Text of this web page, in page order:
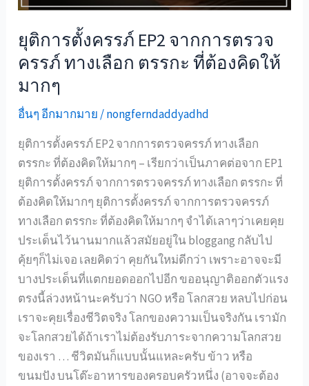
ยุติการตั้งครรภ์ EP2 จากการตรวจ
ครรภ์ ทางเลือก ตรรกะ ที่ต้องคิดให้
มากๆ
อื่นๆ อีกมากมาย /nongferndaddyadhd
ยุติการตั้งครรภ์ EP2 จากการตรวจครรภ์ ทางเลือก
ตรรกะ ที่ต้องคิดให้มากๆ – เรียกว่าเป็นภาคต่อจาก EP1
ยุติการตั้งครรภ์ จากการตรวจครรภ์ ทางเลือก ตรรกะ ที่
ต้องคิดให้มากๆ ยุติการตั้งครรภ์ จากการตรวจครรภ์
ทางเลือก ตรรกะ ที่ต้องคิดให้มากๆ จำได้เลาๆว่าเคยคุย
ประเด็นไว้นานมากแล้วสมัยอยู่ใน bloggang กลับไป
คุ้ยๆก็ไม่เจอ เลยคิดว่า คุยกันใหม่ดีกว่า เพราะอาจจะมี
บางประเด็นที่แตกยอดออกไปอีก ขออนุญาติออกตัวแรง
ตรงนี้ล่วงหน้านะครับว่า NGO หรือ โลกสวย หลบไปก่อน
เราจะคุยเรื่องชีวิตจริง โลกของความเป็นจริงกัน เรามัก
จะโลกสวยได้ถ้าเราไม่ต้องรับภาระจากความโลกสวย
ของเรา … ชีวิตมันก็แบบนั้นแหละครับ ข้าว หรือ
ขนมปัง บนโต๊ะอาหารของครอบครัวหนึ่ง (อาจจะต้อง